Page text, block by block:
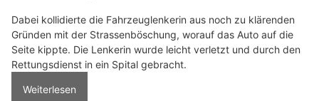
Dabei kollidierte die Fahrzeuglenkerin aus noch zu klärenden
Gründen mit der Strassenböschung, worauf das Auto auf die
Seite kippte. Die Lenkerin wurde leicht verletzt und durch den
Rettungsdienst in ein Spital gebracht.
Weiterlesen